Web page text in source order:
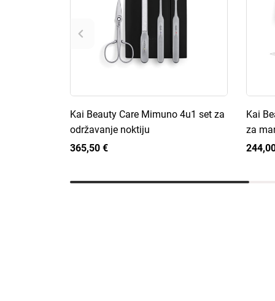
Kai Beauty Care Mimuno 4u1 set za
održavanje noktiju
365,50 €
Kai
za